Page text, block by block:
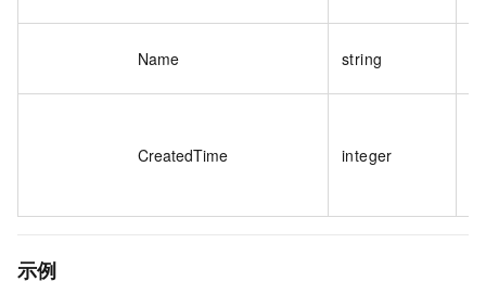
Name string
CreatedTime integer
示例